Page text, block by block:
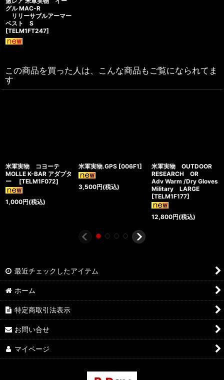
グル MAC-R
リリーサブルアーマー
ベスト S
[TELM1FT247]
この商品を買った人は、こんな商品もご覧になられてま
す
米軍実物 コヨーテ
MOLLE K-BAR アダプタ
ー
[TELM1F072]
1,000円(税込)
米軍実物.GPS [006F1]
3,500円(税込)
米軍実物 OUTDOOR
RESEARCH OR
Adv Warm /Dry Gloves
Military LARGE
[TELM1F177]
12,800円(税込)
最近チェックしたアイテム
ホーム
特定商取引法表示
お問い合せ
マイページ